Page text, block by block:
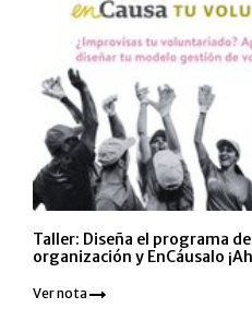
Taller: Diseña el programa
organización y EnCáusalo
Ver nota